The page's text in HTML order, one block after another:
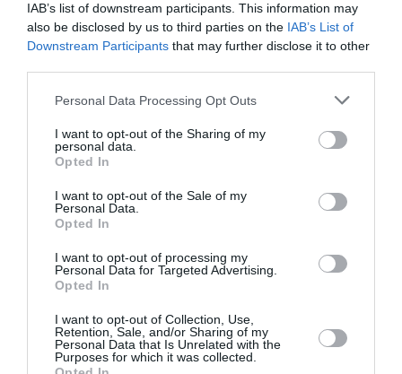
IAB’s list of downstream participants. This information may
also be disclosed by us to third parties on the IAB’s List of
Downstream Participants that may further disclose it to other
Personal Data Processing Opt Outs
I want to opt-out of the Sharing of my
personal data.
Opted In
I want to opt-out of the Sale of my
Personal Data.
Opted In
I want to opt-out of processing my
Personal Data for Targeted Advertising.
Opted In
I want to opt-out of Collection, Use,
Retention, Sale, and/or Sharing of my
Personal Data that Is Unrelated with the
Purposes for which it was collected.
Hilala Soudani et Saphir
Taider ont marqué pour l’Algérie.
(Tottenham).
Vahid Halilhodzic peut désormais envisager avec
sérénité la suite de la préparation de son équipe.
(Vidéo des buts:http://www.youtube.com/watch?
v=3AkVIAxHpaE)
Previous article